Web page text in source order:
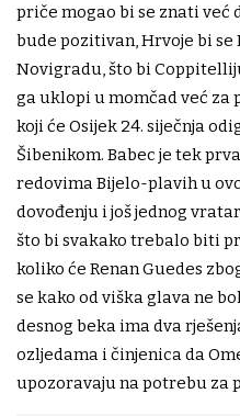
priče mogao bi se znati već
bude pozitivan, Hrvoje bi
Novigradu, što bi
ga uklopi u momčad već za
koji će Osijek 24. siječnja
Šibenikom. Babec je tek
redovima Bijelo-plavih u
dovođenju i još jednog
što bi svakako trebalo biti
koliko će Renan Guedes
se kako od viška glava ne
desnog beka ima dva
ozljedama i činjenica da
upozoravaju na potrebu za